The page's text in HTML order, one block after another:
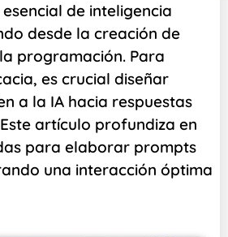
de inteligencia
desde la creación de
programación. Para
es crucial diseñar
a la IA hacia respuestas
artículo profundiza en
para elaborar prompts
una interacción óptima